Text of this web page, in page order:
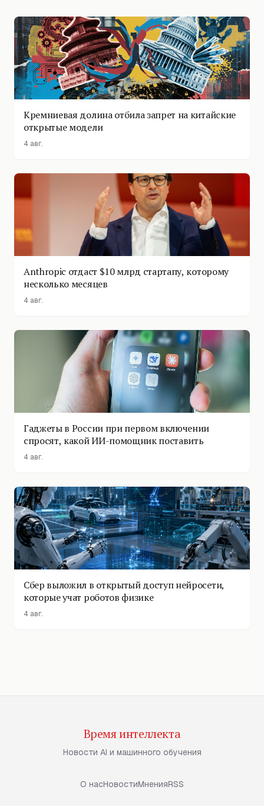
Кремниевая долина отбила запрет на китайские
открытые модели
4 авг.
Anthropic отдаст $10 млрд стартапу, которому
несколько месяцев
4 авг.
Гаджеты в России при первом включении
спросят, какой ИИ-помощник поставить
4 авг.
Сбер выложил в открытый доступ нейросети,
которые учат роботов физике
4 авг.
Время интеллекта
Новости AI и машинного обучения
О насНовостиМненияRSS